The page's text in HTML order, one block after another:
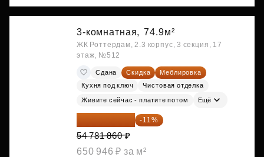
3-комнатная, 74.9м²
ЖК Роттердам, 2.3 корпус, 3 секция, 17
этаж, №512
Сдана Скидка
Меблировка
Кухня под ключ
Чистовая отделка
Живите сейчас - платите потом Ещё
48 755 855 ₽ -11%
54 781 860 ₽
650 946 ₽ за м²